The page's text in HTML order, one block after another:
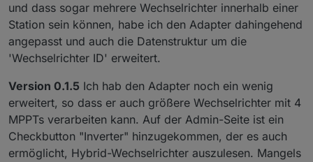
und dass sogar mehrere Wechselrichter innerhalb einer
Station sein können, habe ich den Adapter dahingehend
angepasst und auch die Datenstruktur um die
'Wechselrichter ID' erweitert.
Version 0.1.5 Ich hab den Adapter noch ein wenig
erweitert, so dass er auch größere Wechselrichter mit 4
MPPTs verarbeiten kann. Auf der Admin-Seite ist ein
Checkbutton "Inverter" hinzugekommen, der es auch
ermöglicht, Hybrid-Wechselrichter auszulesen. Mangels